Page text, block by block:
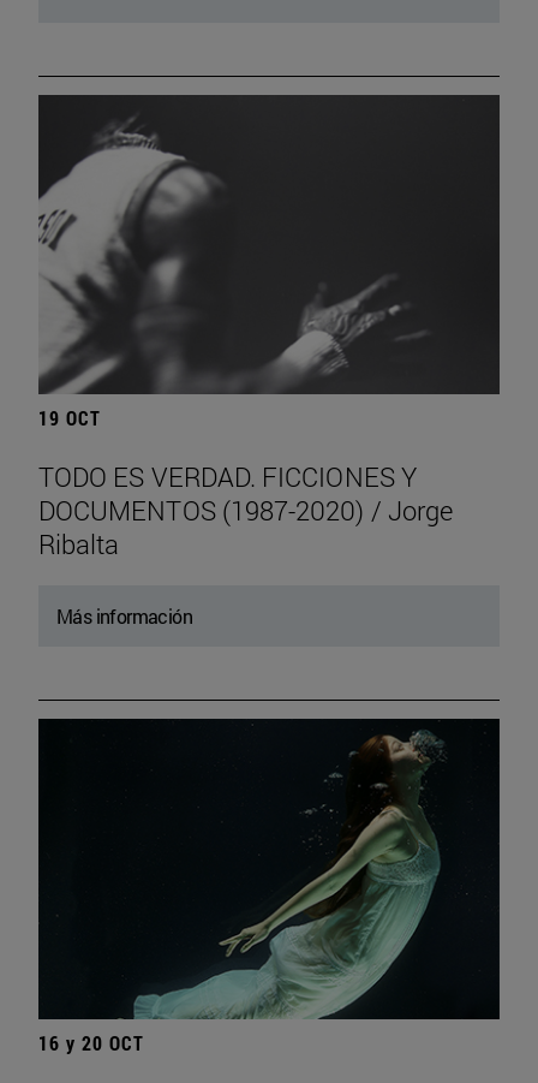
19 OCT
TODO ES VERDAD. FICCIONES Y
DOCUMENTOS (1987-2020) / Jorge
Ribalta
Más información
16 y 20 OCT